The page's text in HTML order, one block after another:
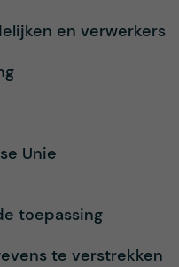
en verwerkers
Unie
toepassing
te verstrekken